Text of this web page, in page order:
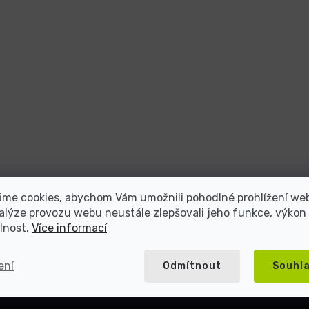
cookies, abychom Vám umožnili pohodlné prohlížení
provozu webu neustále zlepšovali jeho funkce, výkon
Více informací
Odmítnout
repasované elektroniky s více
zákazníků
Přes 20 let na trhu